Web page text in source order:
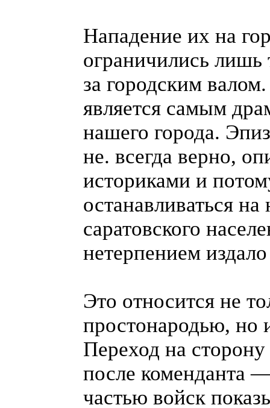
Нападение их на
ограничились
за городским
является самым
нашего города.
не. всегда верно,
историками и
останавливаться
саратовского
нетерпением
Это относится не
простонародью, но
Переход на
после коменданта
частью войск